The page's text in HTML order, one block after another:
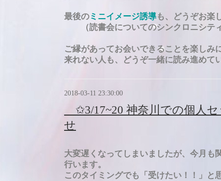
最後の ミニイメージ誘導も、どうぞお楽
（読書会についてのシンクロニシテ
ご縁があってお会いできることを楽しみ
来れない人も、どうぞ一緒に読み進めて
2018-03-11 23:30:00
✩3/17~20 神奈川での個人
せ
大変遅くなってしまいましたが、今月も
行います。
このタイミングでも「受けたい！！」
と